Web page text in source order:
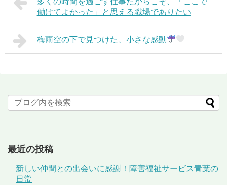
働けてよかった」と思える職場でありたい
梅雨空の下で見つけた、小さな感動
最近の投稿
新しい仲間との出会いに感謝！障害福祉サービス青葉の
日常